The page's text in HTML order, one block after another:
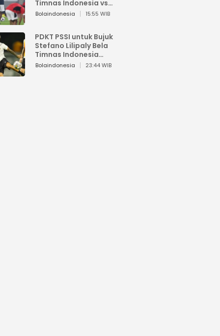
Timnas Indonesia vs
China
Bolaindonesia 15:55 WIB
PDKT PSSI untuk Bujuk
Stefano Lilipaly Bela
Timnas Indonesia
Berakhir Berantakan
Bolaindonesia 23:44 WIB